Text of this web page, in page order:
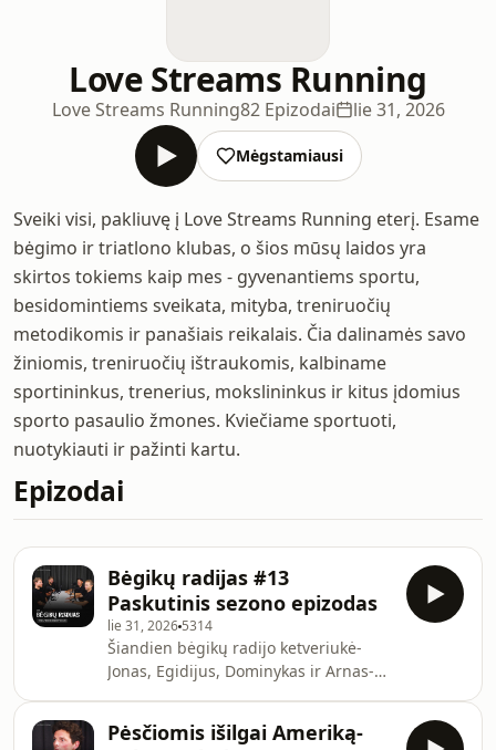
Love Streams Running
Love Streams Running82 Epizodai lie 31, 2026
Mėgstamiausi
Sveiki visi, pakliuvę į Love Streams Running eterį. Esame
bėgimo ir triatlono klubas, o šios mūsų laidos yra
skirtos tokiems kaip mes - gyvenantiems sportu,
besidomintiems sveikata, mityba, treniruočių
metodikomis ir panašiais reikalais. Čia dalinamės savo
žiniomis, treniruočių ištraukomis, kalbiname
sportininkus, trenerius, mokslininkus ir kitus įdomius
sporto pasaulio žmones. Kviečiame sportuoti,
nuotykiauti ir pažinti kartu.
Epizodai
Bėgikų radijas #13
Paskutinis sezono epizodas
lie 31, 2026 5314
Šiandien bėgikų radijo ketveriukė-
Jonas, Egidijus, Dominykas ir Arnas-
rezultatais ir šventiška atmosfera,
Pėsčiomis išilgai Ameriką-